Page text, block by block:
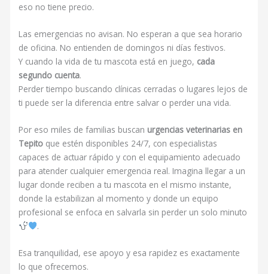
eso no tiene precio.
Las emergencias no avisan. No esperan a que sea horario
de oficina. No entienden de domingos ni días festivos.
Y cuando la vida de tu mascota está en juego, cada
segundo cuenta.
Perder tiempo buscando clínicas cerradas o lugares lejos de
ti puede ser la diferencia entre salvar o perder una vida.
Por eso miles de familias buscan urgencias veterinarias en
Tepito que estén disponibles 24/7, con especialistas
capaces de actuar rápido y con el equipamiento adecuado
para atender cualquier emergencia real. Imagina llegar a un
lugar donde reciben a tu mascota en el mismo instante,
donde la estabilizan al momento y donde un equipo
profesional se enfoca en salvarla sin perder un solo minuto
.
Esa tranquilidad, ese apoyo y esa rapidez es exactamente
lo que ofrecemos.